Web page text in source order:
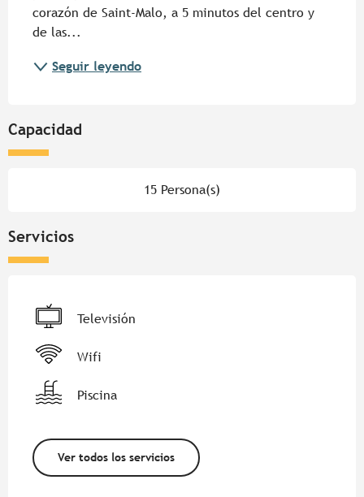
corazón de Saint-Malo, a 5 minutos del centro y
de las...
Seguir leyendo
Capacidad
15 Persona(s)
Servicios
Televisión
Wifi
Piscina
Ver todos los servicios